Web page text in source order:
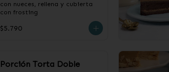
con nueces, rellena y cubierta
con frosting
$5.790
Porción Torta Doble